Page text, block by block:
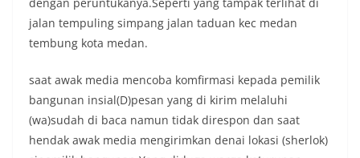
Kemerdekaan Republik Indonesia yang ke-81,
Bhabinkamtibmas Kelurahan Sunggal, Aiptu
Muliyadi Suraukur, melaksanakan kegiatan
warga di wilayah Kelurahan Sunggal, Kecamatan
Medan Sunggal, pada Rabu (05/08/2026).‎‎Kegiatan
tersebut berlangsung sejak pukul 09.00 WIB
hingga selesai, menyasar rumah-rumah warga di
beberapa lingkungan yang ada di kelurahan
dengan peruntukanya.Seperti yang tampak terlihat di
jalan tempuling simpang jalan taduan kec medan
tembung kota medan.
saat awak media mencoba komfirmasi kepada pemilik
bangunan insial(D)pesan yang di kirim melaluhi
(wa)sudah di baca namun tidak direspon dan saat
hendak awak media mengirimkan denai lokasi (sherlok)